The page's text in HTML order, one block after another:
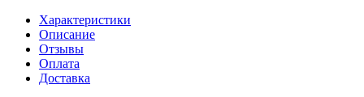
Характеристики
Описание
Отзывы
Оплата
Доставка